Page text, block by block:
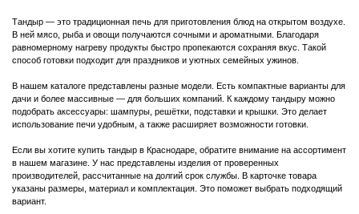
Тандыр — это традиционная печь для приготовления блюд на открытом воздухе.
В ней мясо, рыба и овощи получаются сочными и ароматными. Благодаря
равномерному нагреву продукты быстро пропекаются сохраняя вкус. Такой
способ готовки подходит для праздников и уютных семейных ужинов.
В нашем каталоге представлены разные модели. Есть компактные варианты для
дачи и более массивные — для больших компаний. К каждому тандыру можно
подобрать аксессуары: шампуры, решётки, подставки и крышки. Это делает
использование печи удобным, а также расширяет возможности готовки.
Если вы хотите купить тандыр в Краснодаре, обратите внимание на ассортимент
в нашем магазине. У нас представлены изделия от проверенных
производителей, рассчитанные на долгий срок службы. В карточке товара
указаны размеры, материал и комплектация. Это поможет выбрать подходящий
вариант.